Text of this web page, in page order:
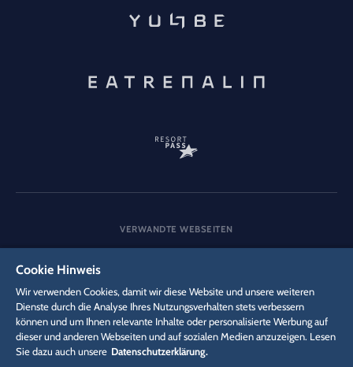
VERWANDTE WEBSEITEN
Unternehmen
DSGVO
Datenschutzerklärung Cookie-Einstellungen
Impressum
Rechtliches
Cookie Hinweis
Wir verwenden Cookies, damit wir diese Website und unsere weiteren
Dienste durch die Analyse Ihres Nutzungsverhalten stets verbessern
können und um Ihnen relevante Inhalte oder personalisierte Werbung auf
dieser und anderen Webseiten und auf sozialen Medien anzuzeigen. Lesen
Sie dazu auch unsere Datenschutzerklärung.